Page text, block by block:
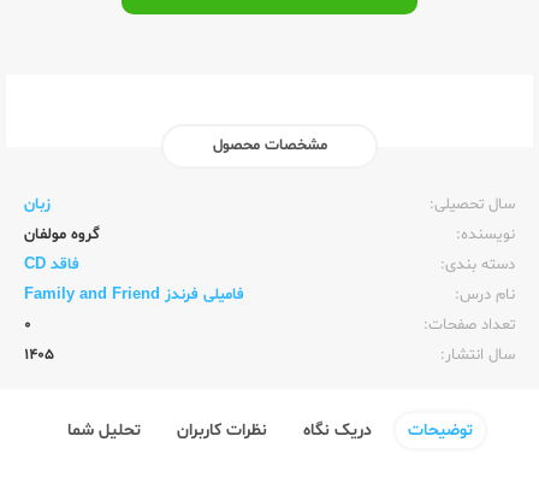
مشخصات محصول
سال تحصیلی:‌
زبان
نویسنده:‌
گروه مولفان
دسته بندی:
فاقد CD
نام درس:
فامیلی فرندز Family and Friend
تعداد صفحات:‌
0
سال انتشار:‌
1405
توضیحات دریک نگاه نظرات کاربران تحلیل شما